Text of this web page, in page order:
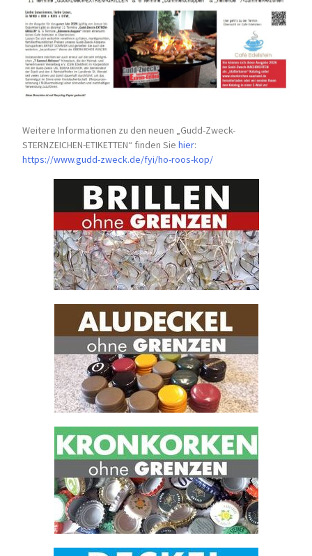
Weitere Informationen zu den neuen „Gudd-Zweck-
STERNZEICHEN-ETIKETTEN“ finden Siehier:
https://www.gudd-zweck.de/fyi/ho-roos-kop/